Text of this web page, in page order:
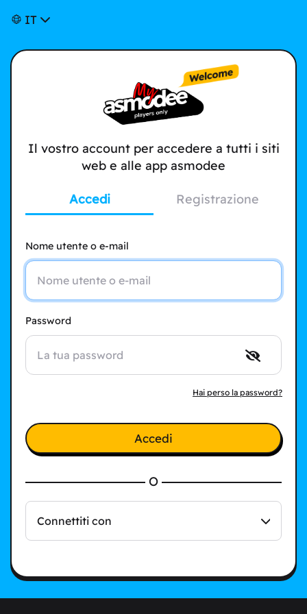
IT
Il vostro account per accedere a tutti i siti
web e alle app asmodee
Accedi Registrazione
Nome utente o e-mail
Password
Hai perso la password?
Accedi
O
Connettiti con